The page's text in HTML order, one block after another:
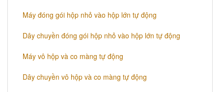
Máy đóng gói hộp nhỏ vào hộp lớn tự động
Dây chuyền đóng gói hộp nhỏ vào hộp lớn tự động
Máy vô hộp và co màng tự động
Dây chuyền vô hộp và co màng tự động